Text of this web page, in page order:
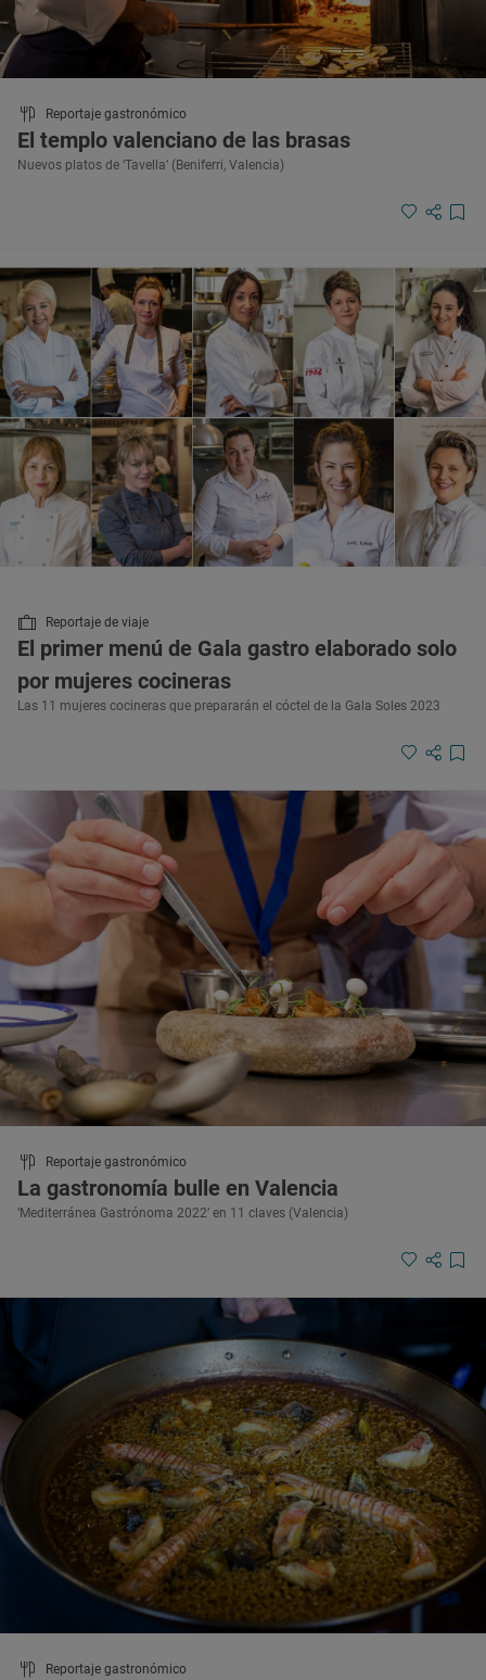
Reportaje gastronómico
El templo valenciano de las brasas
Nuevos platos de ‘Tavella’ (Beniferri, Valencia)
Reportaje de viaje
El primer menú de Gala gastro elaborado solo
por mujeres cocineras
Las 11 mujeres cocineras que prepararán el cóctel de la Gala Soles 2023
Reportaje gastronómico
La gastronomía bulle en Valencia
‘Mediterránea Gastrónoma 2022’ en 11 claves (Valencia)
Reportaje gastronómico